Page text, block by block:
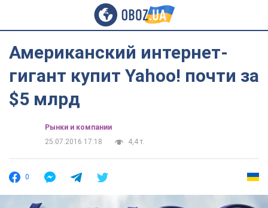
Американский интернет-
гигант купит Yahoo! почти за
$5 млрд
Рынки и компании
25.07.2016 17:18
4,4 т.
0